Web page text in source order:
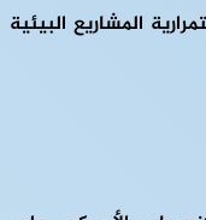
المشاريع البيئية